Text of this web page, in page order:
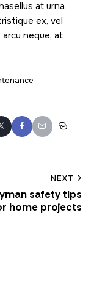
at urna
ex, vel
neque, at
NEXT
safety tips
home projects